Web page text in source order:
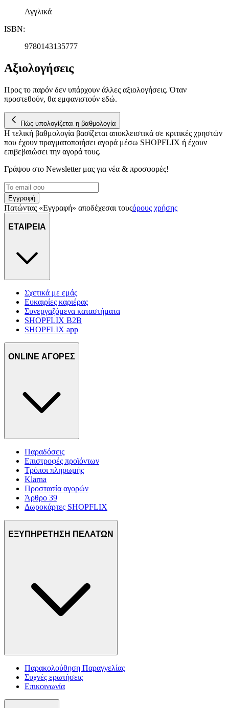
Αγγλικά
ISBN:
9780143135777
Αξιολογήσεις
Προς το παρόν δεν υπάρχουν άλλες αξιολογήσεις. Όταν
προστεθούν, θα εμφανιστούν εδώ.
Πώς υπολογίζεται η βαθμολογία
Η τελική βαθμολογία βασίζεται αποκλειστικά σε κριτικές χρηστών
που έχουν πραγματοποιήσει αγορά μέσω SHOPFLIX ή έχουν
επιβεβαιώσει την αγορά τους.
Γράψου στο Νewsletter μας για νέα & προσφορές!
Εγγραφή
Πατώντας «Εγγραφή» αποδέχεσαι τουςόρους χρήσης
ΕΤΑΙΡΕΙΑ
Σχετικά με εμάς
Ευκαιρίες καριέρας
Συνεργαζόμενα καταστήματα
SHOPFLIX B2B
SHOPFLIX app
ONLINE ΑΓΟΡΕΣ
Παραδόσεις
Επιστροφές προϊόντων
Τρόποι πληρωμής
Klarna
Προστασία αγορών
Άρθρο 39
Δωροκάρτες SHOPFLIX
ΕΞΥΠΗΡΕΤΗΣΗ ΠΕΛΑΤΩΝ
Παρακολούθηση Παραγγελίας
Συχνές ερωτήσεις
Επικοινωνία